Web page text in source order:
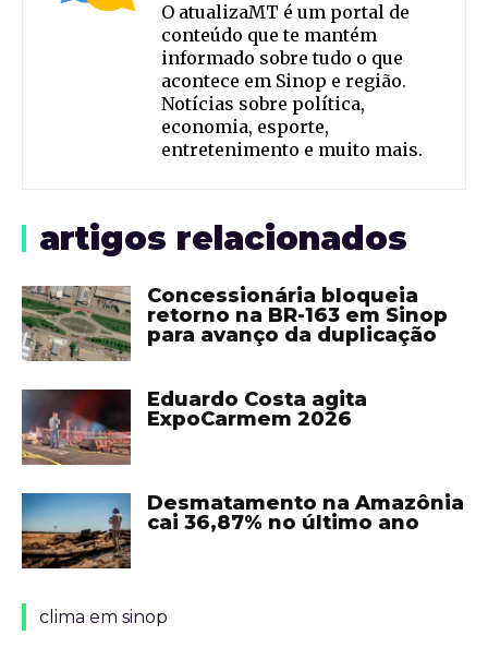
O atualizaMT é um portal de
conteúdo que te mantém
informado sobre tudo o que
acontece em Sinop e região.
Notícias sobre política,
economia, esporte,
entretenimento e muito mais.
artigos relacionados
Concessionária bloqueia
retorno na BR-163 em Sinop
para avanço da duplicação
Eduardo Costa agita
ExpoCarmem 2026
Desmatamento na Amazônia
cai 36,87% no último ano
clima em sinop